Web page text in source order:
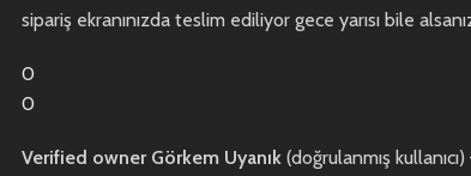
sipariş ekranınızda teslim ediliyor gece yarısı bile
0
0
Verified owner Görkem Uyanık (doğrulanmış kullanıcı)